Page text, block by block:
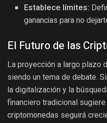
Establece límites:
ganancias para no
El Futuro de las
La proyección a largo plazo
siendo un tema de debate.
la digitalización y la
financiero tradicional
criptomonedas seguirá